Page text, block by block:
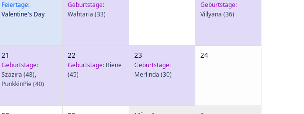
Feiertage:
Valentine's Day
Geburtstage:
Wahtaria (33)
Geburtstage:
Villyana (36)
21
Geburtstage:
Szazira (48),
PunkkinPie(40)
22
Geburtstage: Biene
(45)
23
Geburtstage:
Merlinda (30)
24